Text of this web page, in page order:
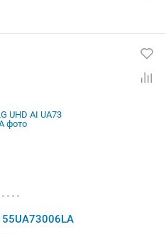
55UA73006LA